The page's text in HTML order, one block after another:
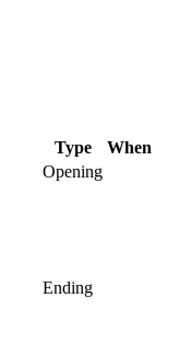
Type
When
Opening
Ending